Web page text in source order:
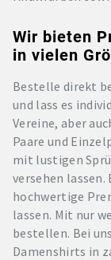
Wir bieten
in vielen
Bestelle direkt
und lass es
Vereine, aber
Paare und
mit lustigen
versehen
hochwertige
lassen. Mit nur
bestellen. Bei
Damenshirts in